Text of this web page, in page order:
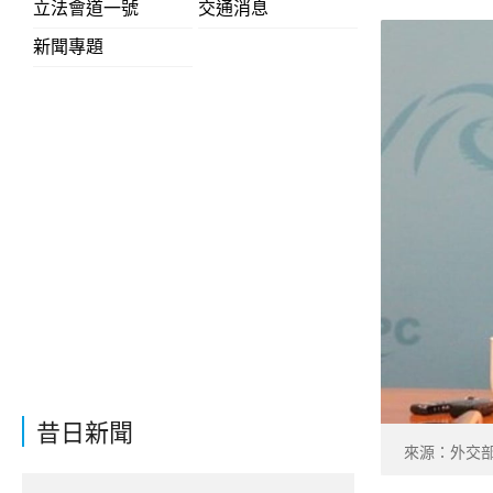
立法會道一號
交通消息
新聞專題
昔日新聞
來源：外交